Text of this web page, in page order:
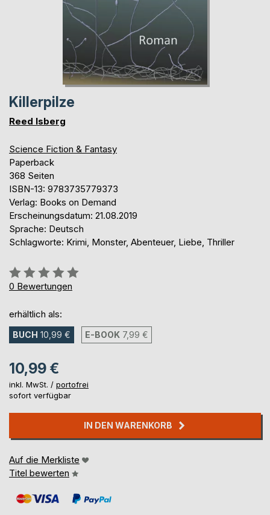
Killerpilze
Reed Isberg
Science Fiction & Fantasy
Paperback
368 Seiten
ISBN-13: 9783735779373
Verlag: Books on Demand
Erscheinungsdatum: 21.08.2019
Sprache: Deutsch
Schlagworte: Krimi, Monster, Abenteuer, Liebe, Thriller
Bewertung::
0%
0 Bewertungen
erhältlich als:
BUCH 10,99 € E-BOOK 7,99 €
10,99 €
inkl. MwSt. / portofrei
sofort verfügbar
IN DEN WARENKORB
Auf die Merkliste
Titel bewerten